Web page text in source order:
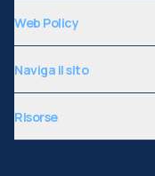
Web Policy
Naviga il sito
Risorse